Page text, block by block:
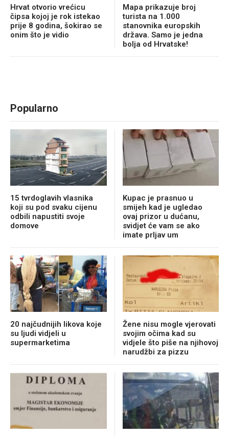
Hrvat otvorio vrećicu
čipsa kojoj je rok istekao
prije 8 godina, šokirao se
onim što je vidio
Mapa prikazuje broj
turista na 1.000
stanovnika europskih
država. Samo je jedna
bolja od Hrvatske!
Popularno
15 tvrdoglavih vlasnika
koji su pod svaku cijenu
odbili napustiti svoje
domove
Kupac je prasnuo u
smijeh kad je ugledao
ovaj prizor u dućanu,
svidjet će vam se ako
imate prljav um
20 najčudnijih likova koje
su ljudi vidjeli u
supermarketima
Žene nisu mogle vjerovati
svojim očima kad su
vidjele što piše na njihovoj
narudžbi za pizzu